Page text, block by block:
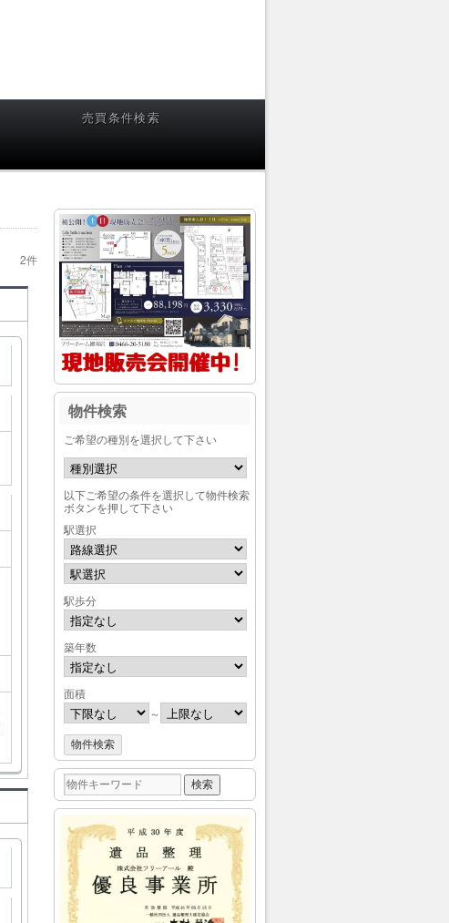
売買条件検索
2件
物件検索
ご希望の種別を選択して下さい
以下ご希望の条件を選択して物件検索
ボタンを押して下さい
駅選択
駅歩分
築年数
面積
～
検
索: